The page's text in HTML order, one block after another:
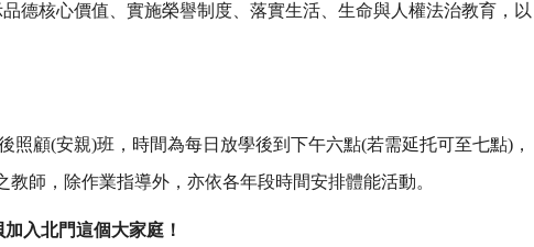
德核心價值、實施榮譽制度、落實生活、生命與人權法治教育，以
照顧(安親)班，時間為每日放學後到下午六點(若需延托可至七點)，
師，除作業指導外，亦依各年段時間安排體能活動。
入北門這個大家庭！